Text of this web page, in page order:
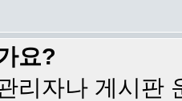
요?
리자나 게시판